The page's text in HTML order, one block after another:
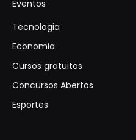
Eventos
Tecnologia
Economia
Cursos gratuitos
Concursos Abertos
Esportes